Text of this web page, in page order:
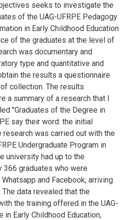
seeks to investigate the
of the UAG-UFRPE Pedagogy
in Early Childhood Education
of the graduates at the level of
was documentary and
type and quantitative and
the results a questionnaire
collection. The results
a summary of a research that I
"Graduates of the Degree in
say their word: the initial
research was carried out with the
Undergraduate Program in
university had up to the
graduates who were
and Facebook, arriving
data revealed that the
the training offered in the UAG-
in Early Childhood Education,